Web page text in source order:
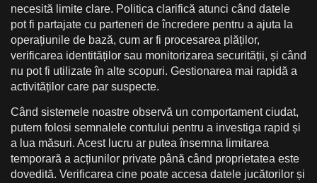
necesită limite clare. Politica clarifică atunci când datele
pot fi partajate cu parteneri de încredere pentru a ajuta la
operațiunile de bază, cum ar fi procesarea plăților,
verificarea identităților sau monitorizarea securității, și când
nu pot fi utilizate în alte scopuri. Gestionarea mai rapidă a
activităților care par suspecte.
Când sistemele noastre observă un comportament ciudat,
putem folosi semnalele contului pentru a investiga rapid și
a lua măsuri. Acest lucru ar putea însemna limitarea
temporară a acțiunilor private până când proprietatea este
dovedită. Verificarea cine poate accesa datele jucătorilor și